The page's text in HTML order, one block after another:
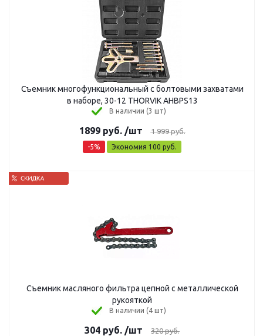
Съемник многофункциональный с болтовыми захватами
в наборе, 30-12 THORVIK AHBPS13
В наличии (3 шт)
1899руб. /шт 1 999руб.
-5% Экономия 100 руб.
Съемник масляного фильтра цепной с металлической
рукояткой
В наличии (4 шт)
304 руб. /шт 320руб.